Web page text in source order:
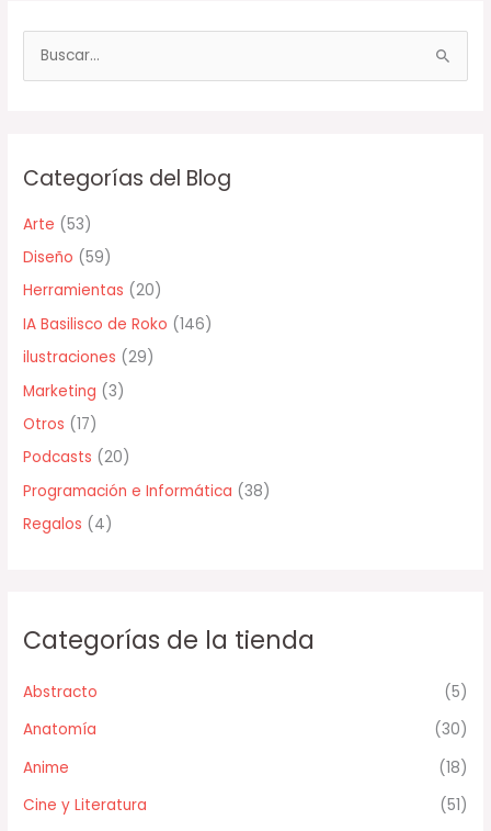
u
a
p
o
r
:
Categorías del Blog
Arte (53)
Diseño (59)
Herramientas (20)
IA Basilisco de Roko (146)
ilustraciones (29)
Marketing (3)
Otros (17)
Podcasts (20)
Programación e Informática (38)
Regalos (4)
Categorías de la tienda
Abstracto
(5)
Anatomía
(30)
Anime
(18)
Cine y Literatura
(51)